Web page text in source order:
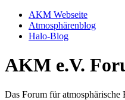
AKM Webseite
Atmosphärenblog
Halo-Blog
AKM e.V.
Das Forum für atmosphärische